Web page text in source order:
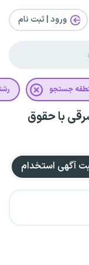
ورود | ثبت‌ نام
جستجو
با حقوق
آگهی استخدام